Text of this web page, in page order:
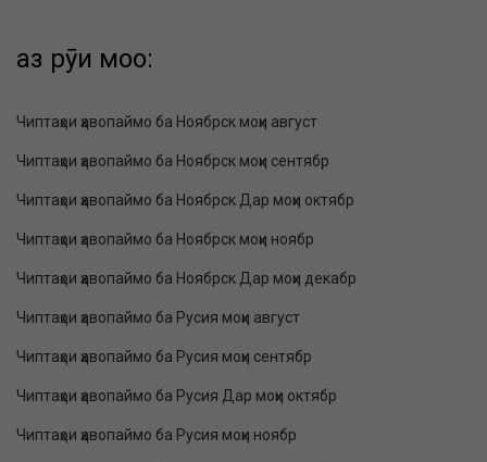
аз рӯи моҳҳо:
Чиптаҳои ҳавопаймо ба Ноябрск моҳи август
Чиптаҳои ҳавопаймо ба Ноябрск моҳи сентябр
Чиптаҳои ҳавопаймо ба Ноябрск Дар моҳи октябр
Чиптаҳои ҳавопаймо ба Ноябрск моҳи ноябр
Чиптаҳои ҳавопаймо ба Ноябрск Дар моҳи декабр
Чиптаҳои ҳавопаймо ба Русия моҳи август
Чиптаҳои ҳавопаймо ба Русия моҳи сентябр
Чиптаҳои ҳавопаймо ба Русия Дар моҳи октябр
Чиптаҳои ҳавопаймо ба Русия моҳи ноябр